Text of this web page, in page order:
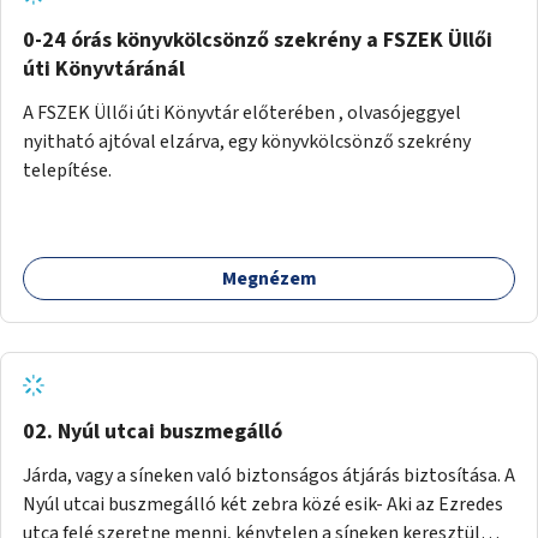
fenntartásához, évi 14-16 millió Ft-tal. A program hosszú
távú fenntarthatósága úgy lenne megvalósítható. hogy
részben "Támogató szolgálat" normatív támogatásából,
részben pedig a jelen pályázat által biztosított összegből.
A programban 8-10 szakember (gyógypedagógus,
pszichológus) működne közre. Fontos cél lenne, hogy
0-24 órás könyvkölcsönző szekrény a FSZEK Üllői
úti Könyvtáránál
A FSZEK Üllői úti Könyvtár előterében , olvasójeggyel
nyitható ajtóval elzárva, egy könyvkölcsönző szekrény
telepítése.
Megnézem
02. Nyúl utcai buszmegálló
Járda, vagy a síneken való biztonságos átjárás biztosítása. A
Nyúl utcai buszmegálló két zebra közé esik- Aki az Ezredes